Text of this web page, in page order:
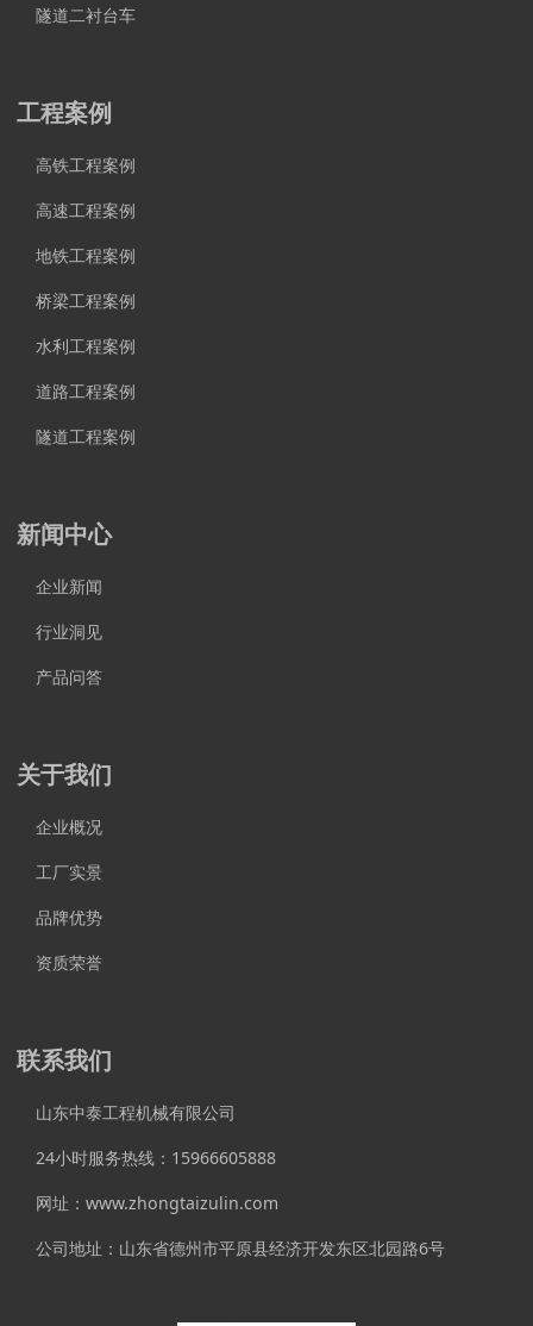
隧道二衬台车
工程案例
高铁工程案例
高速工程案例
地铁工程案例
桥梁工程案例
水利工程案例
道路工程案例
隧道工程案例
新闻中心
企业新闻
行业洞见
产品问答
关于我们
企业概况
工厂实景
品牌优势
资质荣誉
联系我们
山东中泰工程机械有限公司
24小时服务热线：15966605888
网址：www.zhongtaizulin.com
公司地址：山东省德州市平原县经济开发东区北园路6号